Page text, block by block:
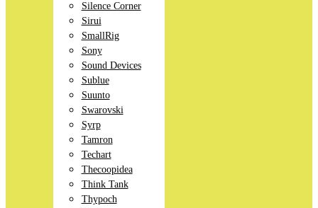
Silence Corner
Sirui
SmallRig
Sony
Sound Devices
Sublue
Suunto
Swarovski
Syrp
Tamron
Techart
Thecoopidea
Think Tank
Thypoch